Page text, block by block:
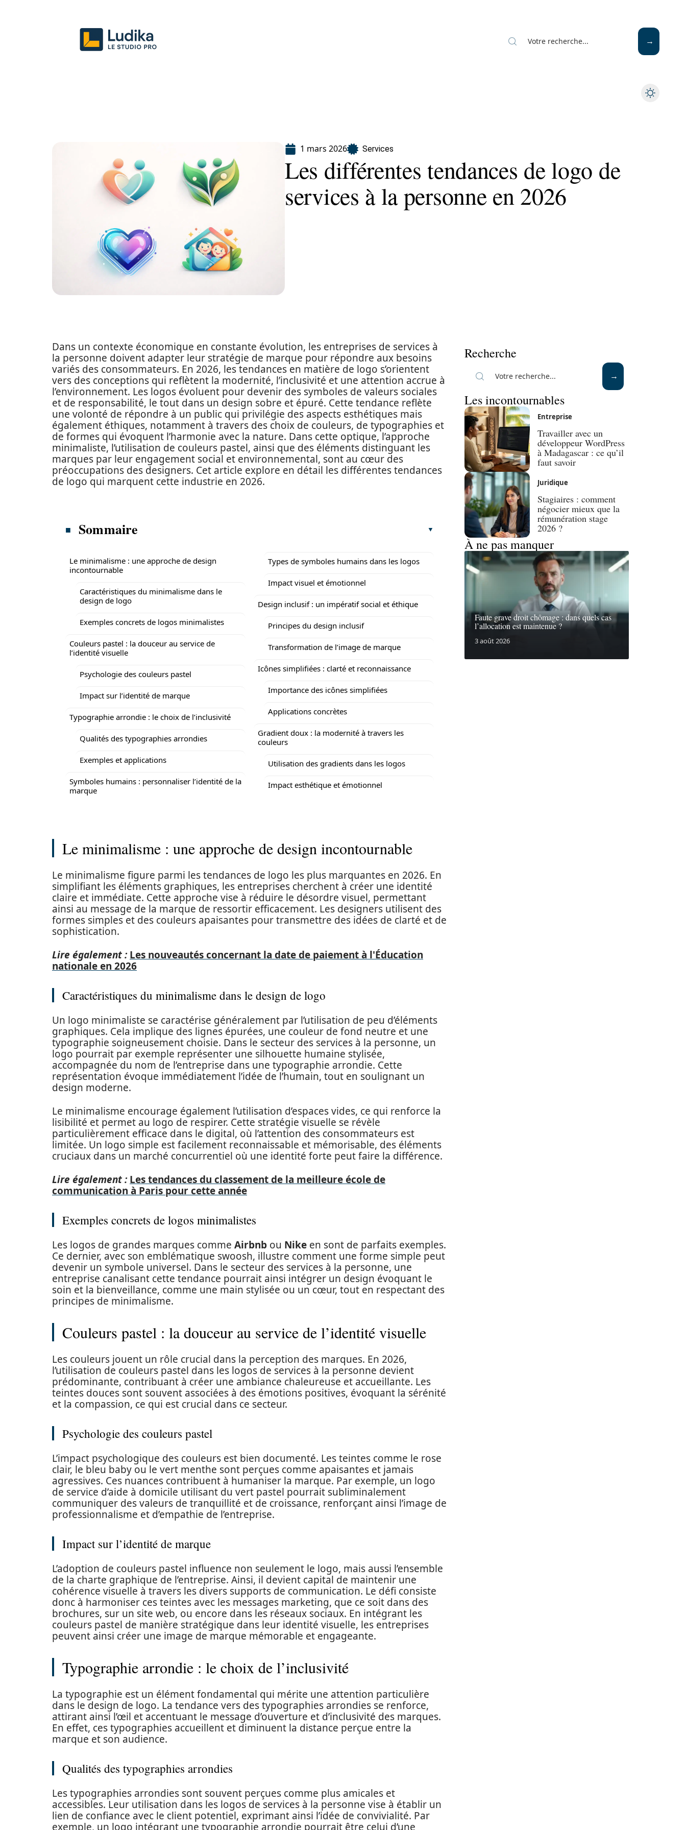
1 mars 2026 Services
Les différentes tendances de logo de
services à la personne en 2026
Dans un contexte économique en constante évolution, les entreprises de services à
la personne doivent adapter leur stratégie de marque pour répondre aux besoins
variés des consommateurs. En 2026, les tendances en matière de logo s’orientent
vers des conceptions qui reflètent la modernité, l’inclusivité et une attention accrue à
l’environnement. Les logos évoluent pour devenir des symboles de valeurs sociales
et de responsabilité, le tout dans un design sobre et épuré. Cette tendance reflète
une volonté de répondre à un public qui privilégie des aspects esthétiques mais
également éthiques, notamment à travers des choix de couleurs, de typographies et
de formes qui évoquent l’harmonie avec la nature. Dans cette optique, l’approche
minimaliste, l’utilisation de couleurs pastel, ainsi que des éléments distinguant les
marques par leur engagement social et environnemental, sont au cœur des
préoccupations des designers. Cet article explore en détail les différentes tendances
de logo qui marquent cette industrie en 2026.
Sommaire
Le minimalisme : une approche de design
incontournable
Caractéristiques du minimalisme dans le
design de logo
Exemples concrets de logos minimalistes
Couleurs pastel : la douceur au service de
l’identité visuelle
Psychologie des couleurs pastel
Impact sur l’identité de marque
Typographie arrondie : le choix de l’inclusivité
Qualités des typographies arrondies
Exemples et applications
Symboles humains : personnaliser l’identité de la
marque
Types de symboles humains dans les logos
Impact visuel et émotionnel
Design inclusif : un impératif social et éthique
Principes du design inclusif
Transformation de l’image de marque
Icônes simplifiées : clarté et reconnaissance
Importance des icônes simplifiées
Applications concrètes
Gradient doux : la modernité à travers les
couleurs
Utilisation des gradients dans les logos
Impact esthétique et émotionnel
Le minimalisme : une approche de design incontournable
Le minimalisme figure parmi les tendances de logo les plus marquantes en 2026. En
simplifiant les éléments graphiques, les entreprises cherchent à créer une identité
claire et immédiate. Cette approche vise à réduire le désordre visuel, permettant
ainsi au message de la marque de ressortir efficacement. Les designers utilisent des
formes simples et des couleurs apaisantes pour transmettre des idées de clarté et de
sophistication.
Lire également : Les nouveautés concernant la date de paiement à l'Éducation
nationale en 2026
Caractéristiques du minimalisme dans le design de logo
Un logo minimaliste se caractérise généralement par l’utilisation de peu d’éléments
graphiques. Cela implique des lignes épurées, une couleur de fond neutre et une
typographie soigneusement choisie. Dans le secteur des services à la personne, un
logo pourrait par exemple représenter une silhouette humaine stylisée,
accompagnée du nom de l’entreprise dans une typographie arrondie. Cette
représentation évoque immédiatement l’idée de l’humain, tout en soulignant un
design moderne.
Le minimalisme encourage également l’utilisation d’espaces vides, ce qui renforce la
lisibilité et permet au logo de respirer. Cette stratégie visuelle se révèle
particulièrement efficace dans le digital, où l’attention des consommateurs est
limitée. Un logo simple est facilement reconnaissable et mémorisable, des éléments
cruciaux dans un marché concurrentiel où une identité forte peut faire la différence.
Lire également : Les tendances du classement de la meilleure école de
communication à Paris pour cette année
Exemples concrets de logos minimalistes
Les logos de grandes marques comme Airbnb ou Nike en sont de parfaits exemples.
Ce dernier, avec son emblématique swoosh, illustre comment une forme simple peut
devenir un symbole universel. Dans le secteur des services à la personne, une
entreprise canalisant cette tendance pourrait ainsi intégrer un design évoquant le
soin et la bienveillance, comme une main stylisée ou un cœur, tout en respectant des
principes de minimalisme.
Couleurs pastel : la douceur au service de l’identité visuelle
Les couleurs jouent un rôle crucial dans la perception des marques. En 2026,
l’utilisation de couleurs pastel dans les logos de services à la personne devient
prédominante, contribuant à créer une ambiance chaleureuse et accueillante. Les
teintes douces sont souvent associées à des émotions positives, évoquant la sérénité
et la compassion, ce qui est crucial dans ce secteur.
Psychologie des couleurs pastel
L’impact psychologique des couleurs est bien documenté. Les teintes comme le rose
clair, le bleu baby ou le vert menthe sont perçues comme apaisantes et jamais
agressives. Ces nuances contribuent à humaniser la marque. Par exemple, un logo
de service d’aide à domicile utilisant du vert pastel pourrait subliminalement
communiquer des valeurs de tranquillité et de croissance, renforçant ainsi l’image de
professionnalisme et d’empathie de l’entreprise.
Impact sur l’identité de marque
L’adoption de couleurs pastel influence non seulement le logo, mais aussi l’ensemble
de la charte graphique de l’entreprise. Ainsi, il devient capital de maintenir une
cohérence visuelle à travers les divers supports de communication. Le défi consiste
donc à harmoniser ces teintes avec les messages marketing, que ce soit dans des
brochures, sur un site web, ou encore dans les réseaux sociaux. En intégrant les
couleurs pastel de manière stratégique dans leur identité visuelle, les entreprises
peuvent ainsi créer une image de marque mémorable et engageante.
Typographie arrondie : le choix de l’inclusivité
La typographie est un élément fondamental qui mérite une attention particulière
dans le design de logo. La tendance vers des typographies arrondies se renforce,
attirant ainsi l’œil et accentuant le message d’ouverture et d’inclusivité des marques.
En effet, ces typographies accueillent et diminuent la distance perçue entre la
marque et son audience.
Qualités des typographies arrondies
Les typographies arrondies sont souvent perçues comme plus amicales et
accessibles. Leur utilisation dans les logos de services à la personne vise à établir un
lien de confiance avec le client potentiel, exprimant ainsi l’idée de convivialité. Par
exemple, un logo intégrant une typographie arrondie pourrait être celui d’une
Recherche
Les incontournables
Entreprise
Travailler avec un
développeur WordPress
à Madagascar : ce qu’il
faut savoir
Juridique
Stagiaires : comment
négocier mieux que la
rémunération stage
2026 ?
À ne pas manquer
Faute grave droit chômage : dans quels cas
l’allocation est maintenue ?
3 août 2026